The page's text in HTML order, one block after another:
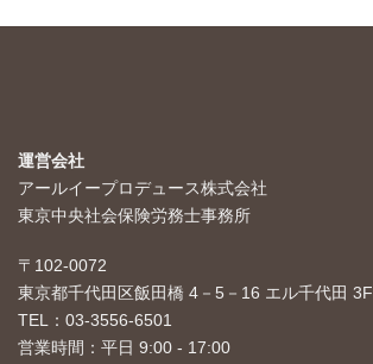
運営会社
アールイープロデュース株式会社
東京中央社会保険労務士事務所
〒102-0072
東京都千代田区飯田橋 4－5－16 エル千代田 3F
TEL：03-3556-6501
営業時間：平日 9:00 - 17:00